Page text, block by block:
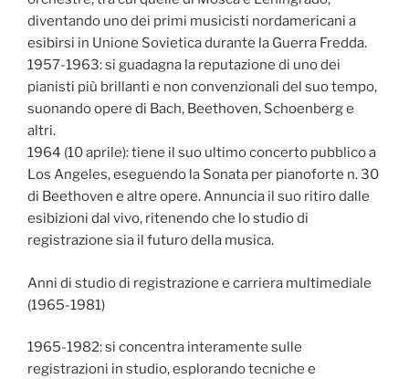
diventando uno dei primi musicisti nordamericani a
esibirsi in Unione Sovietica durante la Guerra Fredda.
1957-1963: si guadagna la reputazione di uno dei
pianisti più brillanti e non convenzionali del suo tempo,
suonando opere di Bach, Beethoven, Schoenberg e
altri.
1964 (10 aprile): tiene il suo ultimo concerto pubblico a
Los Angeles, eseguendo la Sonata per pianoforte n. 30
di Beethoven e altre opere. Annuncia il suo ritiro dalle
esibizioni dal vivo, ritenendo che lo studio di
registrazione sia il futuro della musica.
Anni di studio di registrazione e carriera multimediale
(1965-1981)
1965-1982: si concentra interamente sulle
registrazioni in studio, esplorando tecniche e